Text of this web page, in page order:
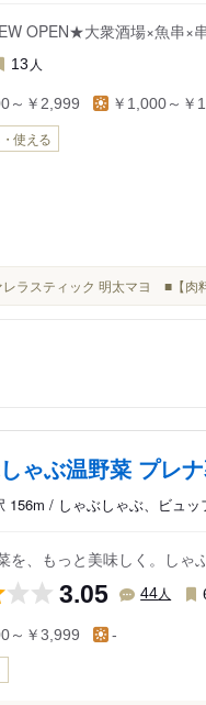
OPEN★大衆酒場×魚串×
13 人
～￥2,999 ￥1,000～￥
使える
ラスティック 明太マヨ ■【
ゃぶ温野菜 プレ
156m / しゃぶしゃぶ、ビュッ
を、もっと美味しく。しゃ
3.05 44人
～￥3,999 -